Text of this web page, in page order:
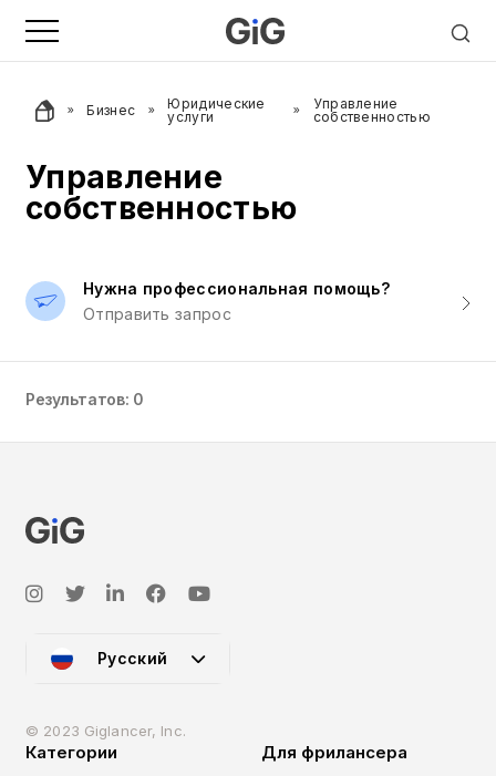
Бизнес
Юридические
услуги
Управление
собственностью
Управление
собственностью
Нужна профессиональная помощь?
Отправить запрос
Результатов: 0
Русский
© 2023 Giglancer, Inc.
Категории
Для фрилансера